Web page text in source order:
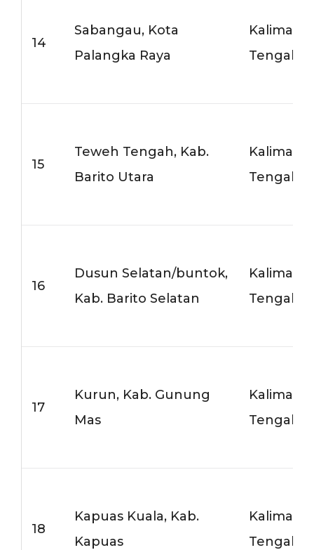
14
Sabangau, Kota
Palangka Raya
Tengah
15
Teweh Tengah, Kab.
Barito Utara
Tengah
16
Dusun Selatan/buntok,
Kab. Barito Selatan
Tengah
17
Kurun, Kab. Gunung
Mas
Tengah
18
Kapuas Kuala, Kab.
Kapuas
Tengah